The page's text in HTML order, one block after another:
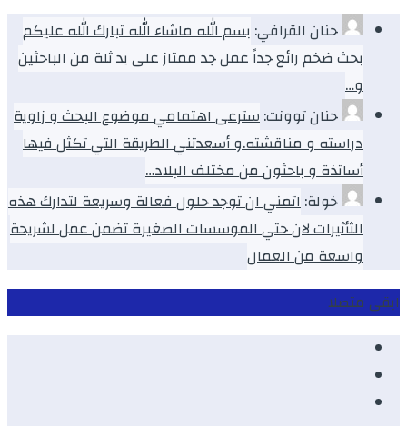
حنان القرافي: بسم الله ماشاء الله تبارك الله عليكم
بحث ضخم رائع جداً عمل جد ممتاز على يد ثلة من الباحثين
و…
حنان توونت:سترعى اهتمامي موضوع البحث و زاوية
دراسته و مناقشته.و أسعدتني الطريقة التي تكثل فيها
أساتذة و باحثون من مختلف البلاد…
خولة:اتمني ان توجد حلول فعالة وسريعة لتدارك هذه
الثأثيرات لان حتي الموسسات الصغيرة تضمن عمل لشريحة
واسعة من العمال
ابقى متصلا